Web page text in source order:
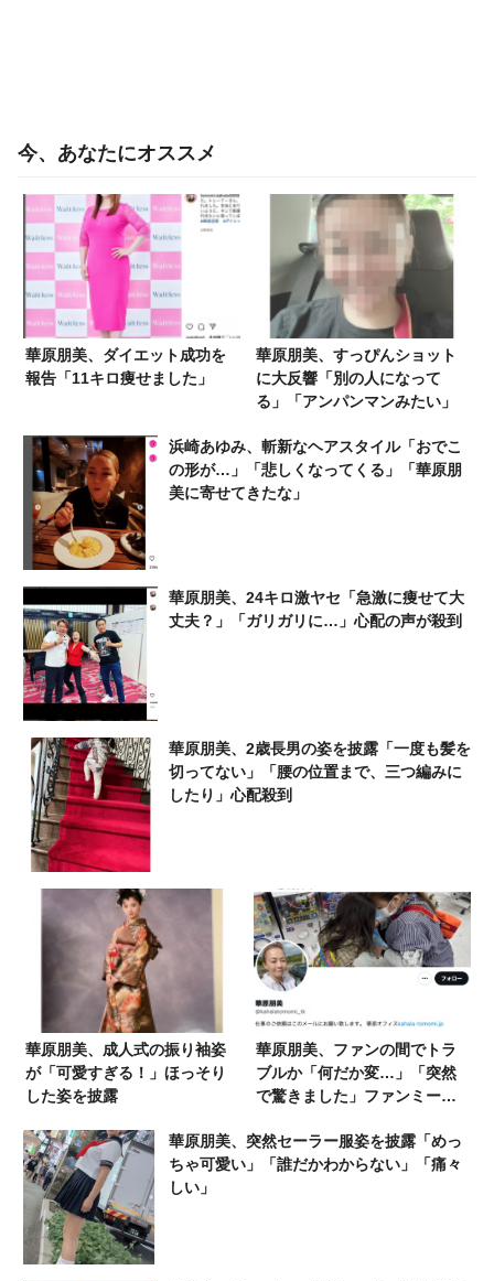
今、あなたにオススメ
華原朋美、ダイエット成功を
報告「11キロ痩せました」
華原朋美、すっぴんショット
に大反響「別の人になって
る」「アンパンマンみたい」
浜崎あゆみ、斬新なヘアスタイル「おでこ
の形が…」「悲しくなってくる」「華原朋
美に寄せてきたな」
華原朋美、24キロ激ヤセ「急激に痩せて大
丈夫？」「ガリガリに…」心配の声が殺到
華原朋美、2歳長男の姿を披露「一度も髪を
切ってない」「腰の位置まで、三つ編みに
したり」心配殺到
華原朋美、成人式の振り袖姿
が「可愛すぎる！」ほっそり
した姿を披露
華原朋美、ファンの間でトラ
ブルか「何だか変…」「突然
で驚きました」ファンミーテ
華原朋美、突然セーラー服姿を披露「めっ
ちゃ可愛い」「誰だかわからない」「痛々
しい」